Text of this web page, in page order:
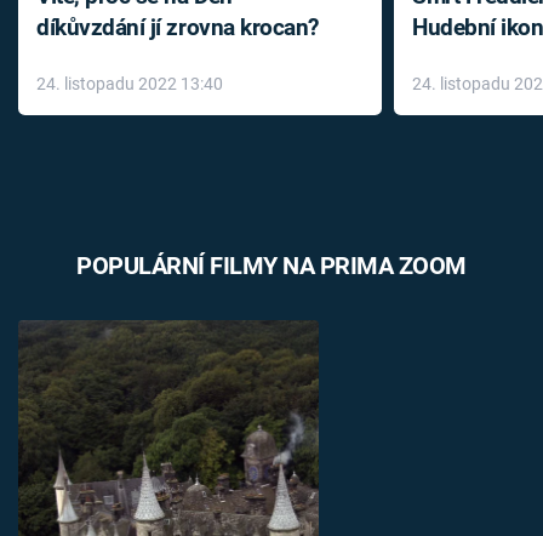
díkůvzdání jí zrovna krocan?
24. listopadu 2022 13:40
Hudební
léky
24. listopadu
POPULÁRNÍ FILMY NA PRIMA ZOOM